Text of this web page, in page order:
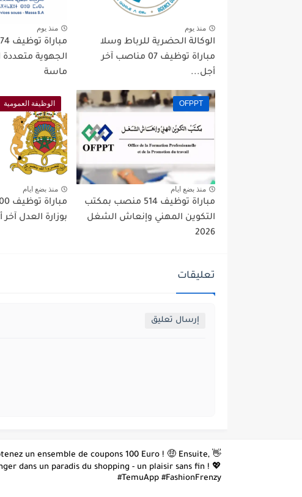
منذ يوم
الوكالة الحضرية للرباط وسلا
مباراة توظيف 07 مناصب آخر
أجل...
منذ يوم
الجهوية
ماسة
OFPPT
منذ بضع ايام
مباراة توظيف 514 منصب بمكتب
التكوين المهني وإنعاش الشغل
2026
الوظيفة العمومية
منذ بضع ايام
بوزارة العدل آخر
تعليقات
إرسال تعليق
un ensemble de coupons 100 Euro ! 🤑 Ensuite,
dans un paradis du shopping - un plaisir sans fin ! 💖
#TemuApp #FashionFrenzy